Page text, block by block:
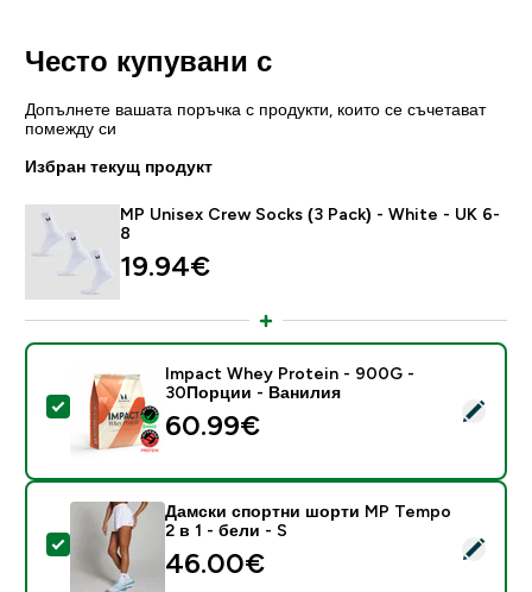
Често купувани с
Допълнете вашата поръчка с продукти, които се съчетават
помежду си
Избран текущ продукт
MP Unisex Crew Socks (3 Pack) - White - UK 6-
8
19.94€‎
Select this product - Impact Whey Protein - 900G -
Impact Whey Protein - 900G -
30Порции - Ванилия
60.99€‎
Select this product - Дамски спортни шорти MP
Дамски спортни шорти MP Tempo
2 в 1 - бели - S
46.00€‎